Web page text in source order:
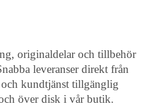
originaldelar och tillbehör
leveranser direkt från
kundtjänst tillgänglig
över disk i vår butik.